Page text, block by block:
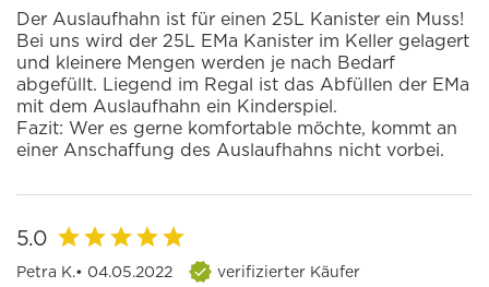
Der Auslaufhahn ist für einen 25L Kanister ein Muss!
Bei uns wird der 25L EMa Kanister im Keller gelagert
und kleinere Mengen werden je nach Bedarf
abgefüllt. Liegend im Regal ist das Abfüllen der EMa
mit dem Auslaufhahn ein Kinderspiel.
Fazit: Wer es gerne komfortable möchte, kommt an
einer Anschaffung des Auslaufhahns nicht vorbei.
5.0
Petra K.• 04.05.2022 verifizierter Käufer